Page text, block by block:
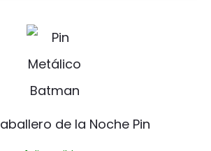
n
E
l
C
de la Noche Pin